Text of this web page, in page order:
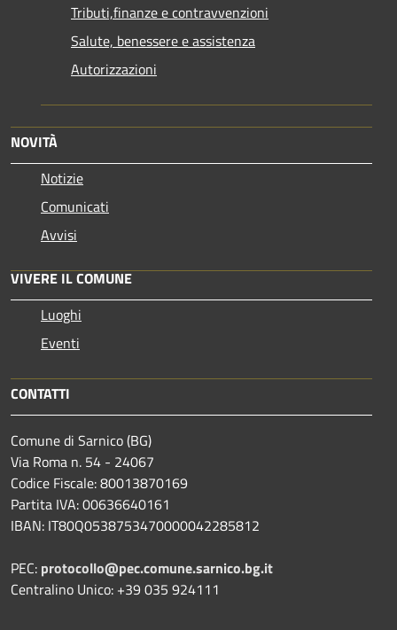
Tributi,finanze e contravvenzioni
Salute, benessere e assistenza
Autorizzazioni
NOVITÀ
Notizie
Comunicati
Avvisi
VIVERE IL COMUNE
Luoghi
Eventi
CONTATTI
Comune di Sarnico (BG)
Via Roma n. 54 - 24067
Codice Fiscale: 80013870169
Partita IVA: 00636640161
IBAN: IT80Q0538753470000042285812
PEC: protocollo@pec.comune.sarnico.bg.it
Centralino Unico: +39 035 924111